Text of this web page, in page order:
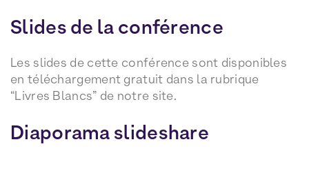
Slides de la conférence
Les slides de cette conférence sont disponibles
en téléchargement gratuit dans la rubrique
“Livres Blancs” de notre site.
Diaporama slideshare